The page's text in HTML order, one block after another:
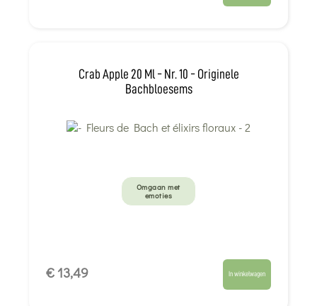
Crab Apple 20 Ml - Nr. 10 - Originele
Bachbloesems
Omgaan met
emoties
€ 13,49 In winkelwagen